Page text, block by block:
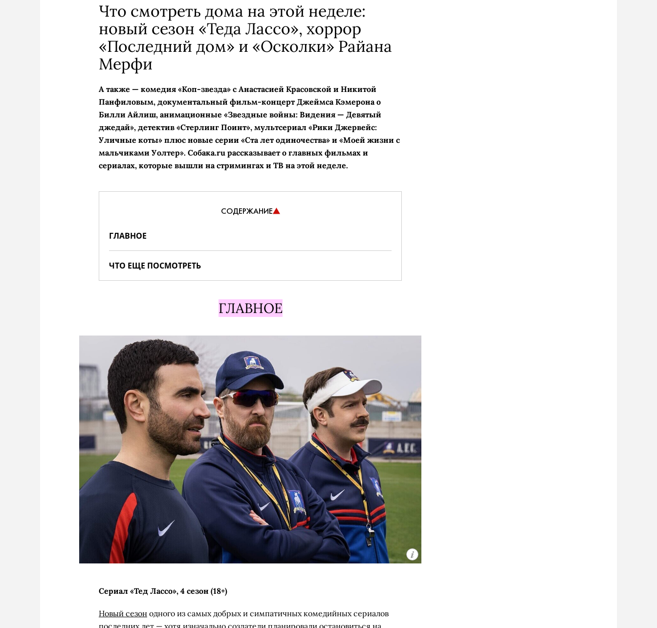
Что смотреть дома на этой неделе:
новый сезон «Теда Лассо», хоррор
«Последний дом» и «Осколки» Райана
Мерфи
А также — комедия «Коп-звезда» с Анастасией Красовской и Никитой
Панфиловым, документальный фильм-концерт Джеймса Кэмерона о
Билли Айлиш, анимационные «Звездные войны: Видения — Девятый
джедай», детектив «Стерлинг Поинт», мультсериал «Рики Джервейс:
Уличные коты» плюс новые серии «Ста лет одиночества» и «Моей жизни с
мальчиками Уолтер». Собака.ru рассказывает о главных фильмах и
сериалах, которые вышли на стримингах и ТВ на этой неделе.
СОДЕРЖАНИЕ
ГЛАВНОЕ
ЧТО ЕЩЕ ПОСМОТРЕТЬ
ГЛАВНОЕ
Сериал «Тед Лассо», 4 сезон (18+)
Новый сезон одного из самых добрых и симпатичных комедийных сериалов